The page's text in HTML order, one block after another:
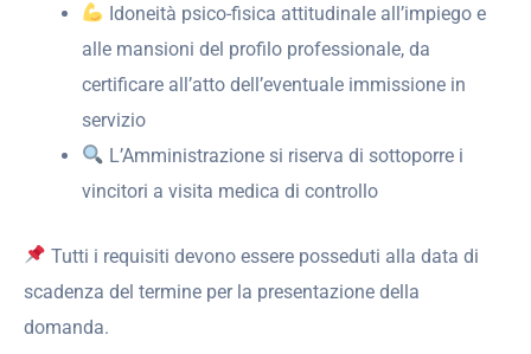
Idoneità psico-fisica attitudinale all’impiego e
alle mansioni del profilo professionale, da
certificare all’atto dell’eventuale immissione in
servizio
L’Amministrazione si riserva di sottoporre i
vincitori a visita medica di controllo
Tutti i requisiti devono essere posseduti alla data di
scadenza del termine per la presentazione della
domanda.